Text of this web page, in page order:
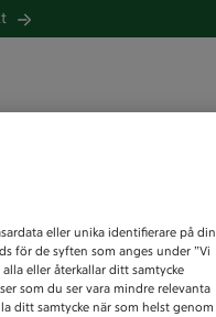
error
eller unika identifierare på din
för de syften som anges under ”Vi
eller återkallar ditt samtycke
som du ser vara mindre relevanta
ditt samtycke när som helst genom